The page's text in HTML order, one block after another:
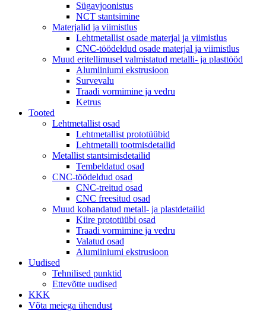
Sügavjoonistus
NCT stantsimine
Materjalid ja viimistlus
Lehtmetallist osade materjal ja viimistlus
CNC-töödeldud osade materjal ja viimistlus
Muud eritellimusel valmistatud metalli- ja plasttööd
Alumiiniumi ekstrusioon
Survevalu
Traadi vormimine ja vedru
Ketrus
Tooted
Lehtmetallist osad
Lehtmetallist prototüübid
Lehtmetalli tootmisdetailid
Metallist stantsimisdetailid
Tembeldatud osad
CNC-töödeldud osad
CNC-treitud osad
CNC freesitud osad
Muud kohandatud metall- ja plastdetailid
Kiire prototüübi osad
Traadi vormimine ja vedru
Valatud osad
Alumiiniumi ekstrusioon
Uudised
Tehnilised punktid
Ettevõtte uudised
KKK
Võta meiega ühendust